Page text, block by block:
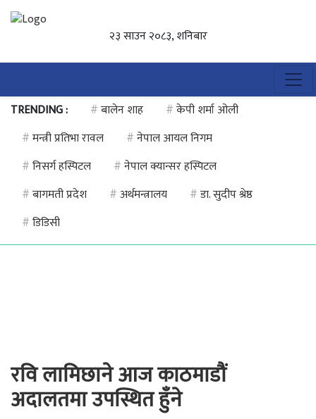
२३ साउन २०८३, शनिबार
TRENDING : #बालेन शाह #केपी शर्मा ओली
#मन्त्री प्रतिभा रावल #नेपाल आयल निगम
#निसर्ग हस्पिटल #नेपाल क्यान्सर हस्पिटल
#बागमती प्रदेश #अर्थमन्त्रालय #डा. सुदीप श्रेष्ठ
#डिडिसी
रवि लामिछाने आज काठमाडौं
अदालतमा उपस्थित हुँने